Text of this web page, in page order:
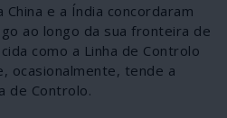
e a Índia concordaram
ao longo da sua fronteira de
como a Linha de Controlo
ocasionalmente, tende a
de Controlo.